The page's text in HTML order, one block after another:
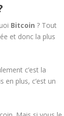
Bitcoin ? Tout
et donc la plus
c’est la
en plus, c’est un